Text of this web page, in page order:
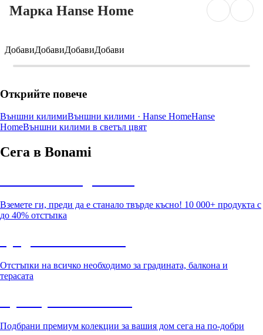
Марка Hanse Home
ДобавиДобавиДобавиДобави
Открийте повече
Външни килимиВъншни килими · Hanse HomeHanse
HomeВъншни килими в светъл цвят
Сега в Bonami
Вземете ги, преди да е станало твърде късно! 10 000+ продукта с
до 40% отстъпка
Отстъпки на всичко необходимо за градината, балкона и
терасата
Подбрани премиум колекции за вашия дом сега на по-добри